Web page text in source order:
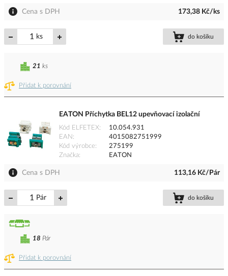
Cena s DPH 173,38 Kč/ks
ks do košíku
Přidat k porovnání
21 ks
EATON Příchytka BEL12 upevňovací izolační
Kód ELFETEX
10.054.931
EAN
4015082751999
Kód výrobce
275199
Značka
EATON
Cena s DPH 113,16 Kč/Pár
Pár do košíku
Přidat k porovnání
18 Pár